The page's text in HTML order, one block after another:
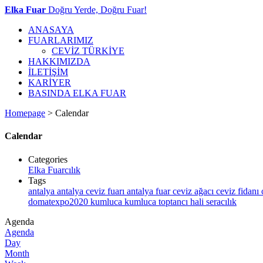
Elka Fuar Doğru Yerde, Doğru Fuar!
ANASAYA
FUARLARIMIZ
CEVİZ TÜRKİYE
HAKKIMIZDA
İLETİŞİM
KARİYER
BASINDA ELKA FUAR
Homepage > Calendar
Calendar
Categories
Elka Fuarcılık
Tags
antalya antalya ceviz fuarı antalya fuarceviz ağacı ceviz fidanı
domatexpo2020 kumluca kumluca toptancı hali seracılık
Agenda
Agenda
Day
Month